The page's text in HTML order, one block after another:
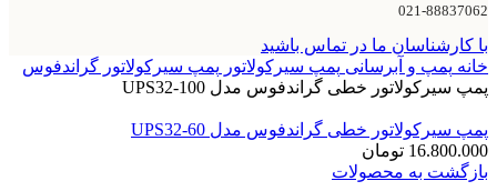
021-88837062
با کارشناسان ما در تماس باشید
خانه پمپ و آبرسانی پمپ سیرکولاتور پمپ سیرکولاتور گراندفوس
پمپ سيرکولاتور خطی گراندفوس مدل UPS32-100
پمپ سيرکولاتور خطی گراندفوس مدل UPS32-60
16.800.000 تومان
بازگشت به محصولات